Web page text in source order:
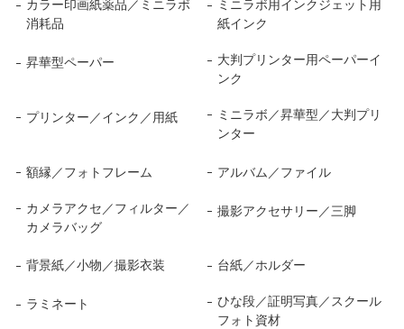
カラー印画紙薬品／ミニラボ
消耗品
ミニラボ用インクジェット用
紙インク
昇華型ペーパー
大判プリンター用ペーパーイ
ンク
プリンター／インク／用紙
ミニラボ／昇華型／大判プリ
ンター
額縁／フォトフレーム アルバム／ファイル
カメラアクセ／フィルター／
カメラバッグ
撮影アクセサリー／三脚
背景紙／小物／撮影衣装 台紙／ホルダー
ラミネート
ひな段／証明写真／スクール
フォト資材